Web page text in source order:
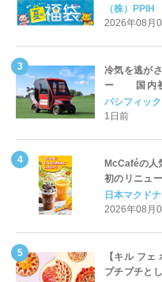
「夏福袋」
（株）PPIH
2026年08月
冷気を逃が
ー 国内初
Cart（エア
パシフィッ
1日前
McCaféの人
初のリニュ
ッペ」「マ
開始
日本マクド
2026年08月
【キル フ
プチプチと